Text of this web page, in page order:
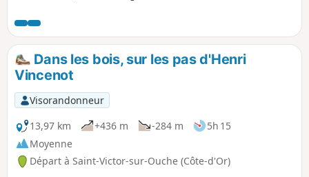
Pourrie", propriété privée appartenant encore à la famille
de l'écrivain bourguignon Henri Vincenot. Circuit long mais
sans difficulté, parcouru d'un pas ordinaire en 8 heures (9
heures si visite des villages).
Dans les bois, sur les pas d'Henri
Vincenot
Visorandonneur
13,97 km
+436 m -284 m
5h 15
Moyenne
Départ à Saint-Victor-sur-Ouche (Côte-d'Or)